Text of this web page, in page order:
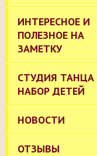
ИНТЕРЕСНОЕ И
ПОЛЕЗНОЕ НА
ЗАМЕТКУ
СТУДИЯ ТАНЦА
НАБОР ДЕТЕЙ
НОВОСТИ
ОТЗЫВЫ